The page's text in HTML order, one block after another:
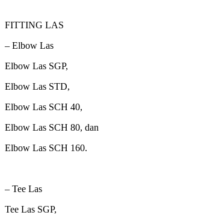
FITTING LAS
– Elbow Las
Elbow Las SGP,
Elbow Las STD,
Elbow Las SCH 40,
Elbow Las SCH 80, dan
Elbow Las SCH 160.
– Tee Las
Tee Las SGP,